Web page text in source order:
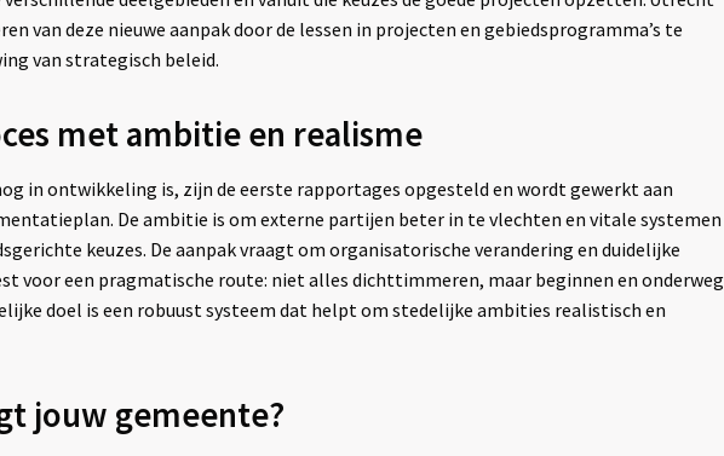
van deze nieuwe aanpak door de lessen in projecten en gebiedsprogramma’s te
van strategisch beleid.
met ambitie en realisme
in ontwikkeling is, zijn de eerste rapportages opgesteld en wordt gewerkt aan
De ambitie is om externe partijen beter in te vlechten en vitale systemen
keuzes. De aanpak vraagt om organisatorische verandering en duidelijke
voor een pragmatische route: niet alles dichttimmeren, maar beginnen en onderweg
doel is een robuust systeem dat helpt om stedelijke ambities realistisch en
jouw gemeente?